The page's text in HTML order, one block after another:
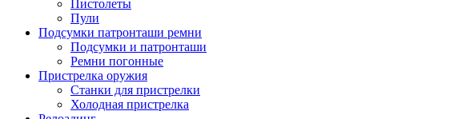
Пистолеты
Пули
Подсумки патронташи ремни
Подсумки и патронташи
Ремни погонные
Пристрелка оружия
Станки для пристрелки
Холодная пристрелка